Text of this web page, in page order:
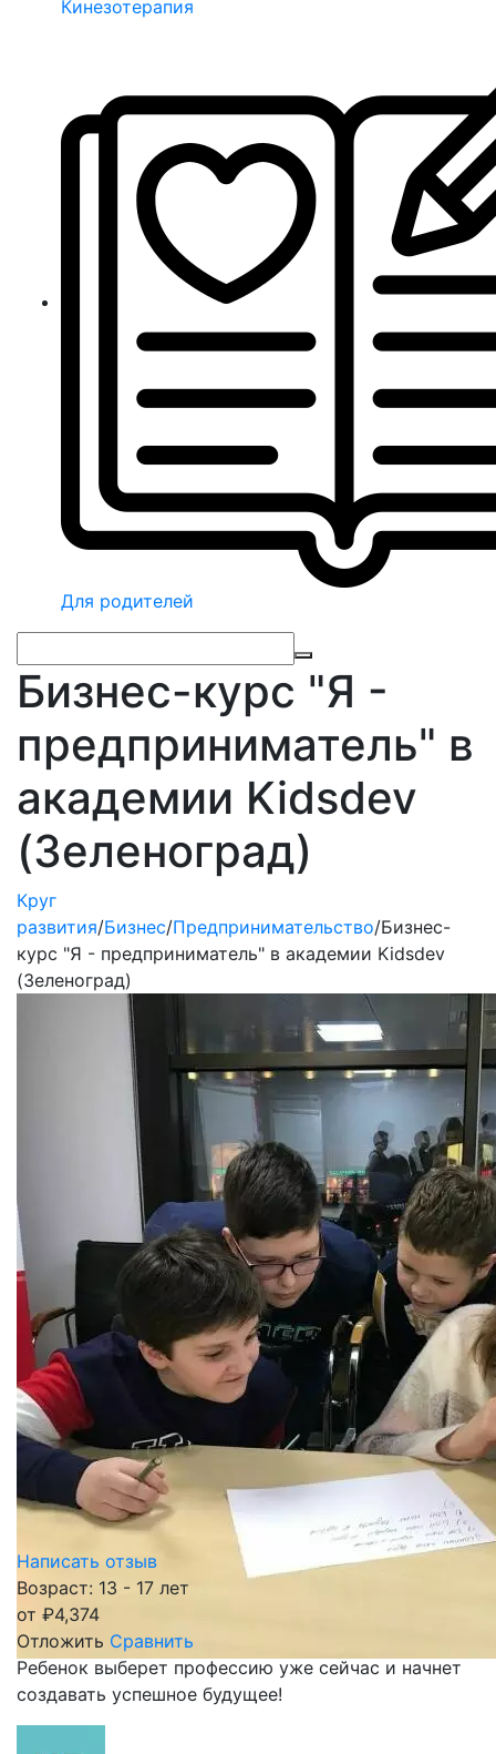
Кинезотерапия
Для родителей
Бизнес-курс "Я -
предприниматель" в
академии Kidsdev
(Зеленоград)
Круг
развития/Бизнес/Предпринимательство/Бизнес-
курс "Я - предприниматель" в академии Kidsdev
(Зеленоград)
Написать отзыв
Возраст: 13 - 17 лет
от ₽4,374
Отложить Сравнить
Ребенок выберет профессию уже сейчас и начнет
создавать успешное будущее!